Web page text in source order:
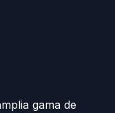
gama de